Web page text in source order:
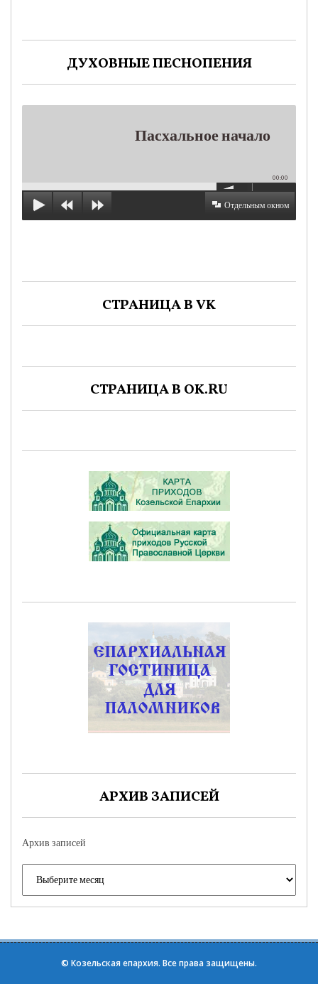
ДУХОВНЫЕ ПЕСНОПЕНИЯ
Пасхальное начало
00:00
Отдельным окном
СТРАНИЦА В VK
СТРАНИЦА В OK.RU
АРХИВ ЗАПИСЕЙ
Архив записей
© Козельская епархия. Все права защищены.